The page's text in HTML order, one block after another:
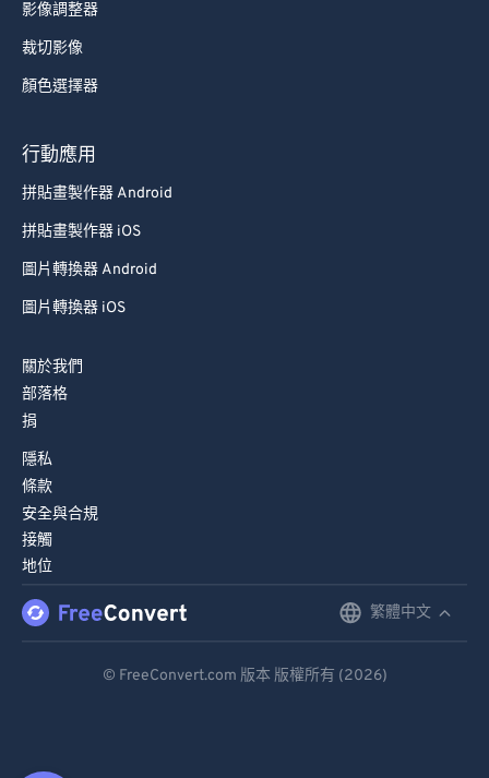
影像調整器
裁切影像
顏色選擇器
行動應用
拼貼畫製作器 Android
拼貼畫製作器 iOS
圖片轉換器 Android
圖片轉換器 iOS
關於我們
部落格
捐
隱私
條款
安全與合規
接觸
地位
繁體中文
© FreeConvert.com 版本 版權所有 (2026)